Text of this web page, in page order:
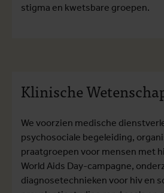
stigma en kwetsbare groepen.
Klinische
We voorzien medische
psychosociale begeleiding,
praatgroepen voor mensen met
World Aids Day-campagne,
diagnosetechnieken voor hiv en